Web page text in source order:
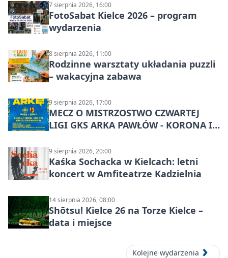
7 sierpnia 2026, 16:00
FotoSabat Kielce 2026 – program
wydarzenia
8 sierpnia 2026, 11:00
Rodzinne warsztaty układania puzzli
– wakacyjna zabawa
9 sierpnia 2026, 17:00
MECZ O MISTRZOSTWO CZWARTEJ
LIGI GKS ARKA PAWŁÓW - KORONA III
9 sierpnia 2026, 20:00
Kaśka Sochacka w Kielcach: letni
koncert w Amfiteatrze Kadzielnia
14 sierpnia 2026, 08:00
Shōtsu! Kielce 26 na Torze Kielce –
data i miejsce
Kolejne wydarzenia